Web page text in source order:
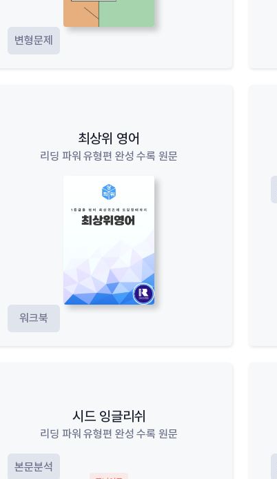
변형문제
최상위 영어
리딩 파워 유형편 완성 수록 원문
워크북
시드 잉글리쉬
리딩 파워 유형편 완성 수록 원문
본문분석